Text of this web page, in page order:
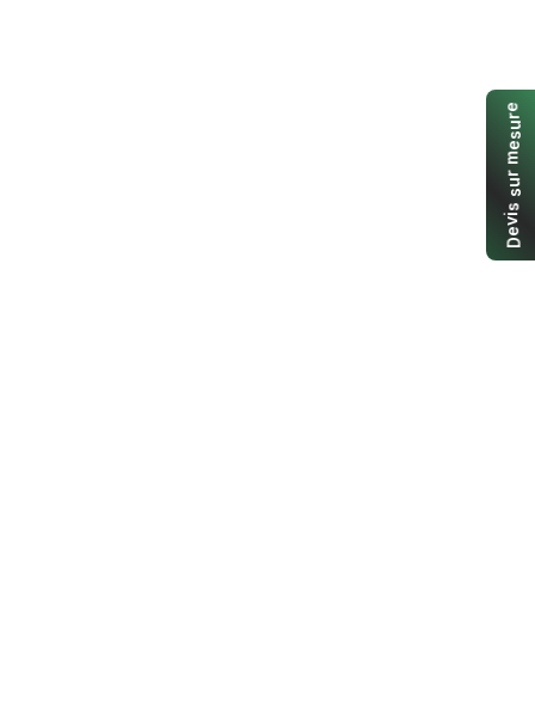
D
e
v
i
s
s
u
r
m
e
s
u
r
e